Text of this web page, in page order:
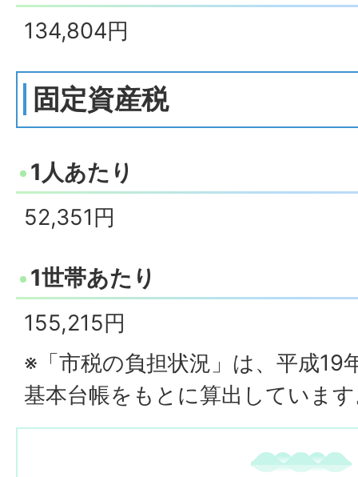
134,804円
固定資産税
1人あたり
52,351円
1世帯あたり
155,215円
※「市税の負担状況」は、平成19
基本台帳をもとに算出していま